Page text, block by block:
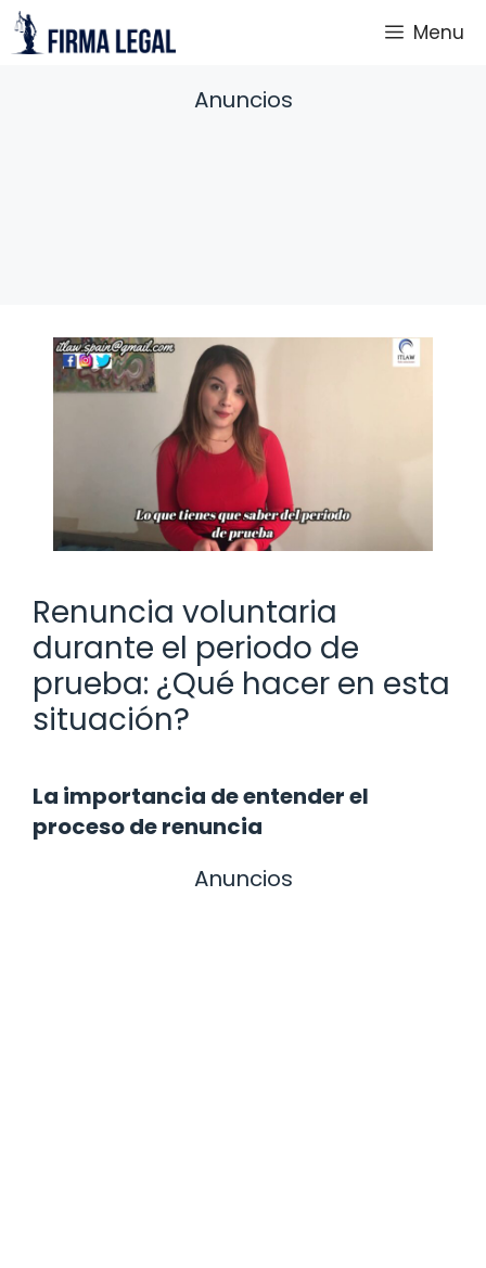
Saltar
al
Menu
Anuncios
Renuncia voluntaria
durante el periodo de
prueba: ¿Qué hacer en esta
situación?
La importancia de entender el
proceso de renuncia
Anuncios